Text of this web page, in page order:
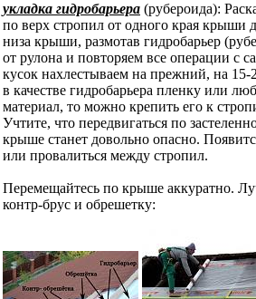
укладка гидробарьера (рубероида):
по верх стропил от одного края крыши
низа крыши, размотав гидробарьер
от рулона и повторяем все операции с
кусок нахлестываем на прежний, на
в качестве гидробарьера пленку или
материал, то можно крепить его к
Учтите, что передвигаться по
крыше станет довольно опасно.
или провалиться между стропил.
Перемещайтесь по крыше аккуратно.
контр-брус и обрешетку: